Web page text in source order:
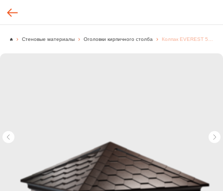
Стеновые материалы Оголовки кирпичного столба